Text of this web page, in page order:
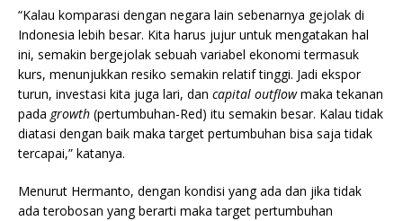
“Kalau komparasi dengan negara lain sebenarnya gejolak di
Indonesia lebih besar. Kita harus jujur untuk mengatakan hal
ini, semakin bergejolak sebuah variabel ekonomi termasuk
kurs, menunjukkan resiko semakin relatif tinggi. Jadi ekspor
turun, investasi kita juga lari, dan capital outflowmaka tekanan
pada growth (pertumbuhan-Red) itu semakin besar. Kalau tidak
diatasi dengan baik maka target pertumbuhan bisa saja tidak
tercapai,” katanya.
Menurut Hermanto, dengan kondisi yang ada dan jika tidak
ada terobosan yang berarti maka target pertumbuhan